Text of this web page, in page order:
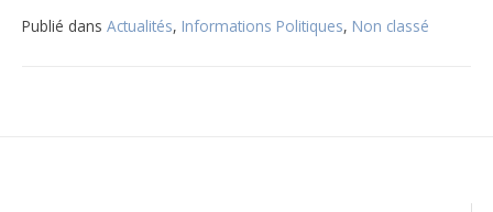
Publié dans Actualités, Informations Politiques, Non classé